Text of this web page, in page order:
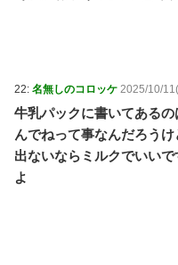
22: 名無しのコロッケ 2025/10/
牛乳パックに書いてある
んでねって事なんだろう
出ないならミルクでいい
よ